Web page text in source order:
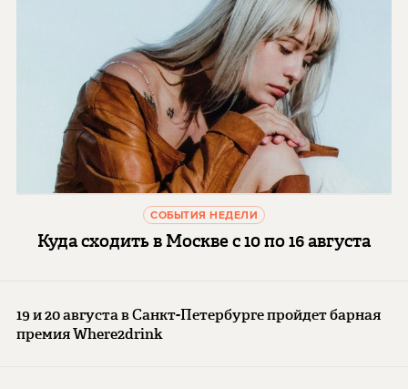
СОБЫТИЯ НЕДЕЛИ
Куда сходить в Москве с 10 по 16 августа
19 и 20 августа в Санкт-Петербурге пройдет барная
премия Where2drink